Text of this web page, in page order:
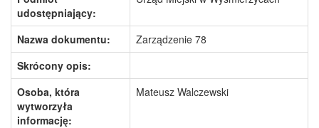
udostępniający:
Nazwa dokumentu:
Zarządzenie 78
Skrócony opis:
Osoba, która
wytworzyła
informację:
Mateusz Walczewski